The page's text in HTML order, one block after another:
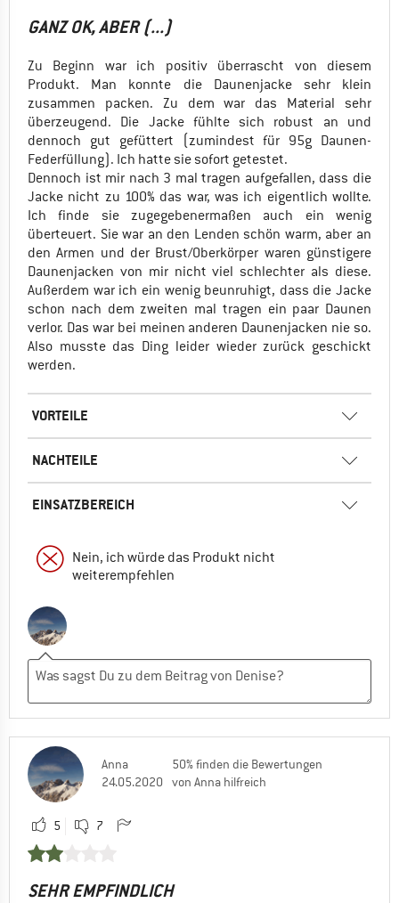
GANZ OK, ABER (...)
Zu Beginn war ich positiv überrascht von diesem
Produkt. Man konnte die Daunenjacke sehr klein
zusammen packen. Zu dem war das Material sehr
überzeugend. Die Jacke fühlte sich robust an und
dennoch gut gefüttert (zumindest für 95g Daunen-
Federfüllung). Ich hatte sie sofort getestet.
Dennoch ist mir nach 3 mal tragen aufgefallen, dass die
Jacke nicht zu 100% das war, was ich eigentlich wollte.
Ich finde sie zugegebenermaßen auch ein wenig
überteuert. Sie war an den Lenden schön warm, aber an
den Armen und der Brust/Oberkörper waren günstigere
Daunenjacken von mir nicht viel schlechter als diese.
Außerdem war ich ein wenig beunruhigt, dass die Jacke
schon nach dem zweiten mal tragen ein paar Daunen
verlor. Das war bei meinen anderen Daunenjacken nie so.
Also musste das Ding leider wieder zurück geschickt
werden.
VORTEILE
NACHTEILE
EINSATZBEREICH
Nein, ich würde das Produkt nicht
weiterempfehlen
Anna
24.05.2020
50% finden die Bewertungen
von Anna hilfreich
5 7
SEHR EMPFINDLICH